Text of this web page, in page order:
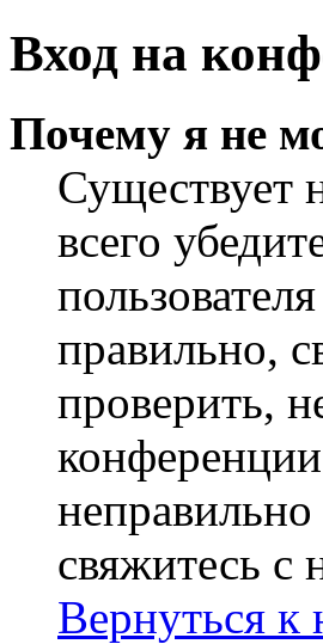
Вход на
Почему я не
Существует
всего
правильно,
проверить,
свяжитесь с
Вернуться к